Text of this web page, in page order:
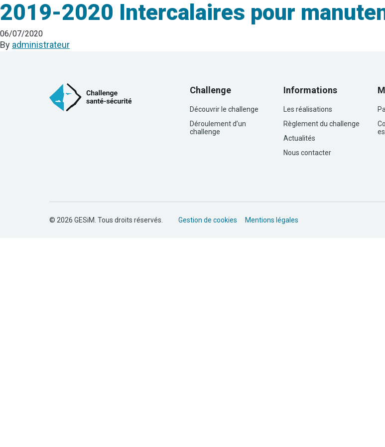
2019-2020 Intercalaires pour
06/07/2020
By administrateur
Challenge
Découvrir le challenge
Déroulement d’un
challenge
Informations
Les réalisations
Règlement du challenge
Actualités
Nous contacter
© 2026 GESiM. Tous droits réservés. Gestion de cookies Mentions légales